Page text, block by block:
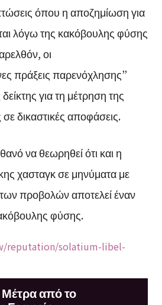
όπου η αποζημίωση για
λόγω της κακόβουλης φύσης
οι
πράξεις παρενόχλησης”
για τη μέτρηση της
δικαστικές αποφάσεις.
να θεωρηθεί ότι και η
χασταγκ σε μηνύματα με
προβολών αποτελεί έναν
φύσης.
reputation/solatium-libel-
Μέτρα από το